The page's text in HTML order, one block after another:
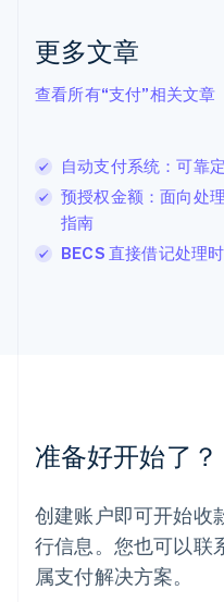
更多文章
查看所有“支付”相关文章
自动支付系统：可靠
预授权金额：面向处
指南
BECS 直接借记处理
准备好开始了？
创建账户即可开始收
行信息。您也可以联
属支付解决方案。
English Italiano
拉脱维亚
立陶宛
DeutschEnglish
卢森堡
Français Deutsch English
罗马尼亚
English
挪威
葡萄牙
Português English
日本
日本語English
瑞典